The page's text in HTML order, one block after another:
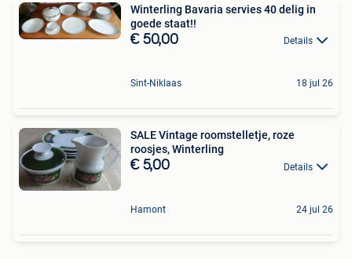
Winterling Bavaria servies 40 delig in
goede staat!!
€ 50,00 Details
Sint-Niklaas 18 jul 26
SALE Vintage roomstelletje, roze
roosjes, Winterling
€ 5,00 Details
Hamont 24 jul 26